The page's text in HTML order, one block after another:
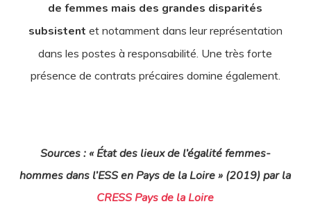
de femmes mais des grandes disparités
subsistent et notamment dans leur représentation
dans les postes à responsabilité. Une très forte
présence de contrats précaires domine également.
Sources : « État des lieux de l’égalité femmes-
hommes dans l’ESS en Pays de la Loire » (2019) par la
CRESS Pays de la Loire